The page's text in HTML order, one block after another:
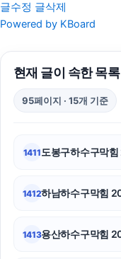
글수정 글삭제
Powered by KBoard
현재 글이 속한 목
95페이지 · 15개 기준
1411 도봉구하수구막
1412하남하수구막힘
1413용산하수구막힘